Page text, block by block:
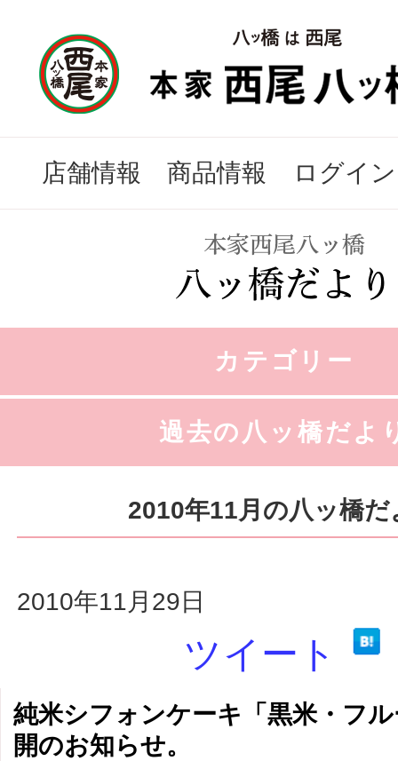
店舗情報 商品情報 ログイン
カテゴリー
過去の八ッ橋だよ
2010年11月の八ッ橋だ
2010年11月29日
ツイート
純米シフォンケーキ「黒米・フ
開のお知らせ。